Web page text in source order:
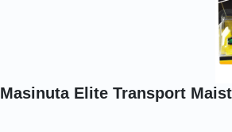
Masinuta Elite Transport